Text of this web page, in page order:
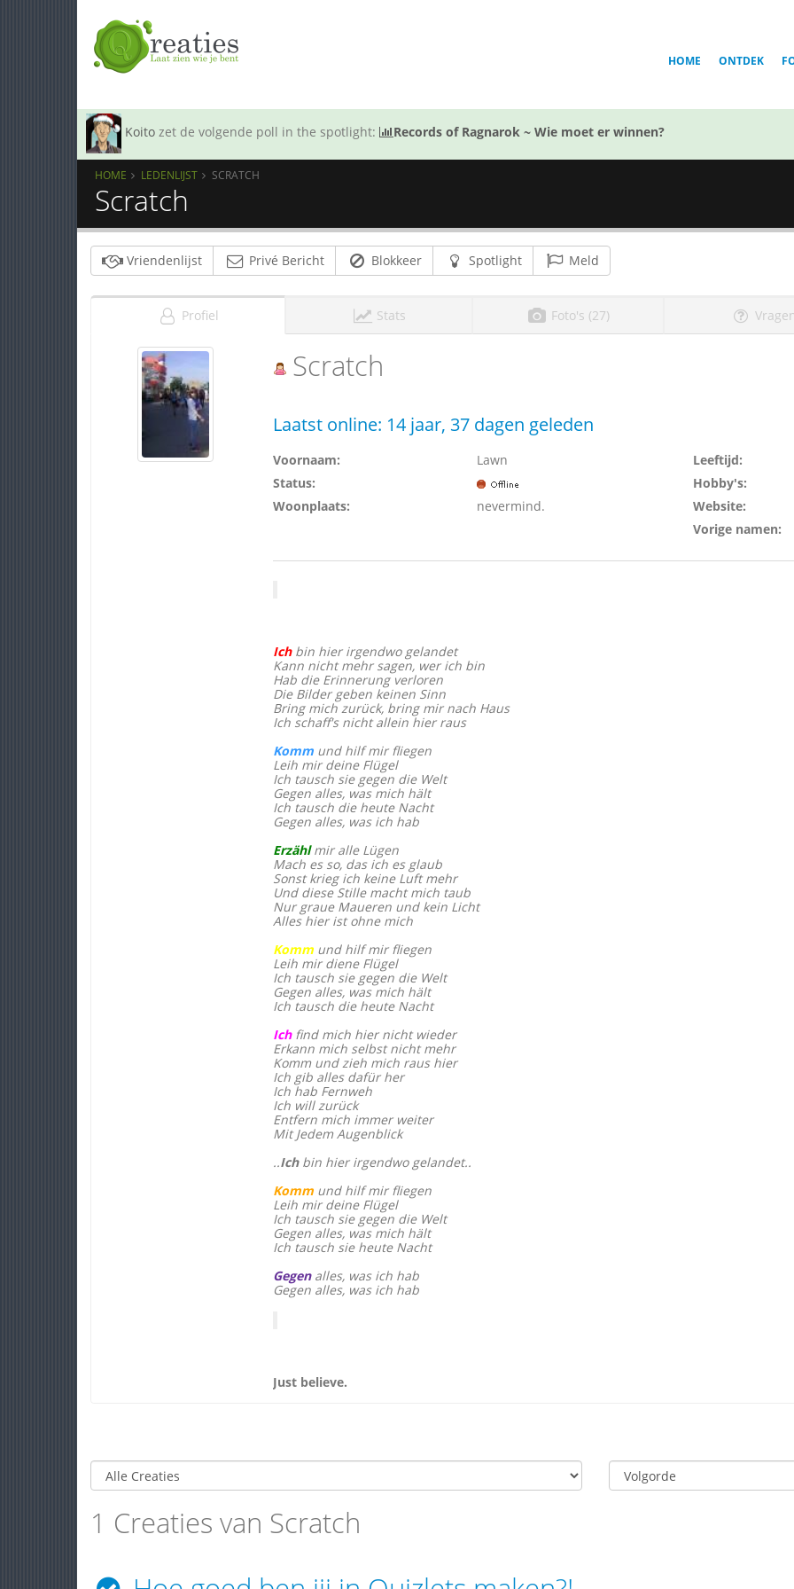
HOME ONTDEK
Koito zet de volgende poll in the spotlight: Records of Ragnarok ~ Wie moet er winnen?
HOME LEDENLIJST SCRATCH
Scratch
Vriendenlijst Privé Bericht Blokkeer Spotlight Meld
Profiel Stats Foto's (27)
Scratch
Laatst online: 14 jaar, 37 dagen geleden
Voornaam:
Lawn
Status:
Woonplaats:
nevermind.
Leeftijd:
Hobby's:
Website:
Vorige namen:
Ichbin hier irgendwo gelandet
Kann nicht mehr sagen, wer ich bin
Hab die Erinnerung verloren
Die Bilder geben keinen Sinn
Bring mich zurück, bring mir nach Haus
Ich schaff's nicht allein hier raus
Kommund hilf mir fliegen
Leih mir deine Flügel
Ich tausch sie gegen die Welt
Gegen alles, was mich hält
Ich tausch die heute Nacht
Gegen alles, was ich hab
Erzählmir alle Lügen
Mach es so, das ich es glaub
Sonst krieg ich keine Luft mehr
Und diese Stille macht mich taub
Nur graue Maueren und kein Licht
Alles hier ist ohne mich
Kommund hilf mir fliegen
Leih mir diene Flügel
Ich tausch sie gegen die Welt
Gegen alles, was mich hält
Ich tausch die heute Nacht
Ichfind mich hier nicht wieder
Erkann mich selbst nicht mehr
Komm und zieh mich raus hier
Ich gib alles dafür her
Ich hab Fernweh
Ich will zurück
Entfern mich immer weiter
Mit Jedem Augenblick
..Ichbin hier irgendwo gelandet..
Kommund hilf mir fliegen
Leih mir deine Flügel
Ich tausch sie gegen die Welt
Gegen alles, was mich hält
Ich tausch sie heute Nacht
Gegenalles, was ich hab
Gegen alles, was ich hab
Just believe.
1 Creaties van Scratch